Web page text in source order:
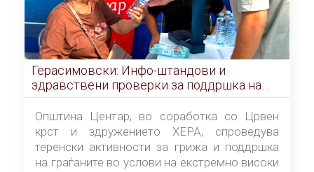
Герасимовски: Инфо-штандови и
здравствени проверки за поддршка на
граѓаните во услови на топлотен бран
Општина Центар, во соработка со Црвен
крст и здружението ХЕРА, спроведува
теренски активности за грижа и поддршка
на граѓаните во услови на екстремно високи